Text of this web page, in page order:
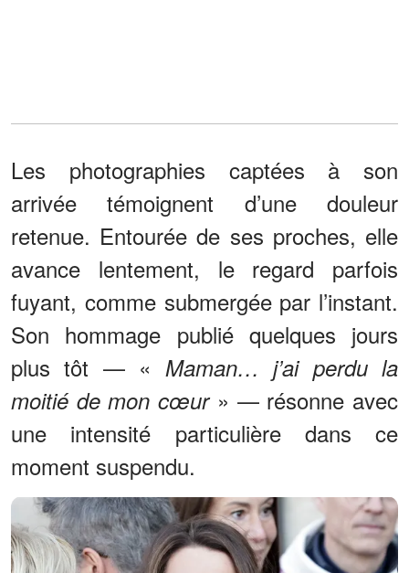
Les photographies captées à son
arrivée témoignent d’une douleur
retenue. Entourée de ses proches, elle
avance lentement, le regard parfois
fuyant, comme submergée par l’instant.
Son hommage publié quelques jours
plus tôt — « Maman… j’ai perdu la
moitié de mon cœur» — résonne avec
une intensité particulière dans ce
moment suspendu.